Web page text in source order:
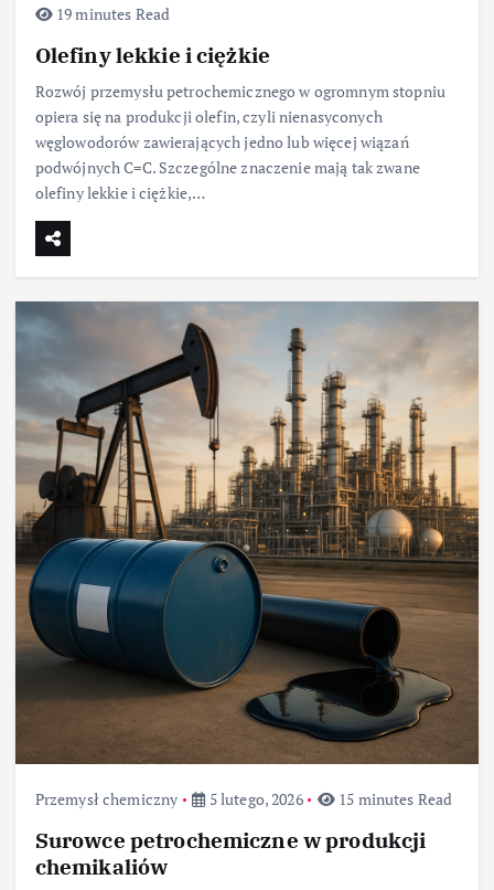
19 minutes Read
Olefiny lekkie i ciężkie
Rozwój przemysłu petrochemicznego w ogromnym stopniu
opiera się na produkcji olefin, czyli nienasyconych
węglowodorów zawierających jedno lub więcej wiązań
podwójnych C=C. Szczególne znaczenie mają tak zwane
olefiny lekkie i ciężkie,…
Przemysł chemiczny 5 lutego, 2026 15 minutes Read
Surowce petrochemiczne w produkcji
chemikaliów